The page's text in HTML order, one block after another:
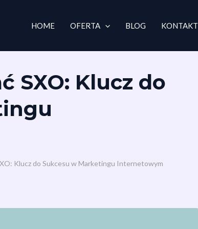
HOME OFERTA BLOG KONTAKT
SXO: Klucz do
Klucz do Sukcesu w Marketingu Internetowym